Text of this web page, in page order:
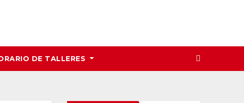
DE TALLERES